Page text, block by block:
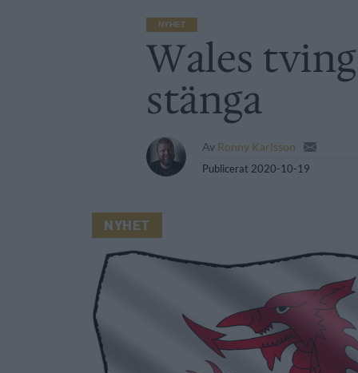
NYHET
Wales
stänga
Av Ronny Karlsson
Publicerat 2020-10-19
NYHET